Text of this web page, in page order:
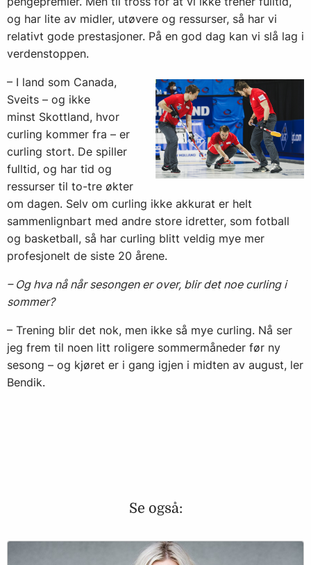
og har lite av midler, utøvere og ressurser, så har vi
relativt gode prestasjoner. På en god dag kan vi slå lag i
verdenstoppen.
– I land som Canada,
Sveits – og ikke
minst Skottland, hvor
curling kommer fra – er
curling stort. De spiller
fulltid, og har tid og
ressurser til to-tre økter
om dagen. Selv om curling ikke akkurat er helt
sammenlignbart med andre store idretter, som fotball
og basketball, så har curling blitt veldig mye mer
profesjonelt de siste 20 årene.
– Og hva nå når sesongen er over, blir det noe curling i
sommer?
– Trening blir det nok, men ikke så mye curling. Nå ser
jeg frem til noen litt roligere sommermåneder før ny
sesong – og kjøret er i gang igjen i midten av august, ler
Bendik.
Se også: